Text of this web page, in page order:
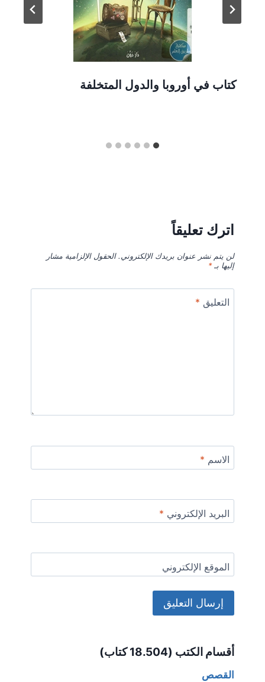
كتاب في أوروبا والدول المتخلفة
اترك تعليقاً
لن يتم نشر عنوان بريدك الإلكتروني. الحقول الإلزامية مشار
إليها بـ*
التعليق *
الاسم *
البريد الإلكتروني *
الموقع الإلكتروني
أقسام الكتب (18.504 كتاب)
القصص